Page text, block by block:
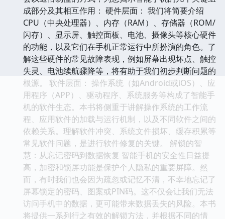
成部分及其相互作用： 硬件层面： 我们将简要介绍
CPU（中央处理器）、内存（RAM）、存储器（ROM/
闪存）、显示屏、触控面板、电池、摄像头等核心硬件
的功能，以及它们在手机正常运行中所扮演的角色。了
解这些硬件的常见故障表现，例如屏幕出现坏点、触控
失灵、电池续航骤降等，将有助于我们初步判断问题的
根源。 软件层面： 操作系统（如Android或iOS）、应
用程序（APP）、驱动程序、系统服务等构成了智能手
机的软件生态。本书将侧重于讲解操作系统的工作流
程、应用软件的加载与运行机制，以及不同软件之间的
依赖关系。理解软件冲突、系统文件损坏、缓存积累等
常见软件问题，是进行软件修复的关键。 解锁的智
慧：从忘记密码到数据恢复 智能手机的安全性日益提
高，加密和锁屏功能是保护个人隐私的重要屏障。然
而，有时我们也会因为疏忽或记忆不清，不幸地忘记了
屏幕锁定的密码、图案或PIN码。这不仅会让我们无法
访问手机中的数据，更可能带来数据丢失的风险。本书
将提供一系列行之有效的解锁方法，并根据不同的情